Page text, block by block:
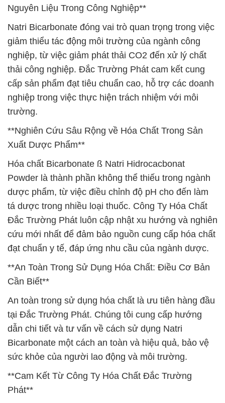
Nguyên Liệu Trong Công Nghiệp**
Natri Bicarbonate đóng vai trò quan trọng trong việc
giảm thiểu tác động môi trường của ngành công
nghiệp, từ việc giảm phát thải CO2 đến xử lý chất
thải công nghiệp. Đắc Trường Phát cam kết cung
cấp sản phẩm đạt tiêu chuẩn cao, hỗ trợ các doanh
nghiệp trong việc thực hiện trách nhiệm với môi
trường.
**Nghiên Cứu Sâu Rộng về Hóa Chất Trong Sản
Xuất Dược Phẩm**
Hóa chất Bicarbonate ß Natri Hidrocacbonat
Powder là thành phần không thể thiếu trong ngành
dược phẩm, từ việc điều chỉnh độ pH cho đến làm
tá dược trong nhiều loại thuốc. Công Ty Hóa Chất
Đắc Trường Phát luôn cập nhật xu hướng và nghiên
cứu mới nhất để đảm bảo nguồn cung cấp hóa chất
đạt chuẩn y tế, đáp ứng nhu cầu của ngành dược.
**An Toàn Trong Sử Dụng Hóa Chất: Điều Cơ Bản
Cần Biết**
An toàn trong sử dụng hóa chất là ưu tiên hàng đầu
tại Đắc Trường Phát. Chúng tôi cung cấp hướng
dẫn chi tiết và tư vấn về cách sử dụng Natri
Bicarbonate một cách an toàn và hiệu quả, bảo vệ
sức khỏe của người lao động và môi trường.
**Cam Kết Từ Công Ty Hóa Chất Đắc Trường
Phát**